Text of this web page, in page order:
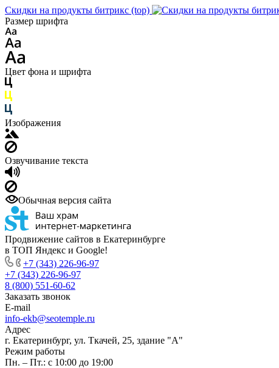
Скидки на продукты битрикс (top)
Размер шрифта
Цвет фона и шрифта
Изображения
Озвучивание текста
Обычная версия сайта
Продвижение сайтов в Екатеринбурге
в ТОП Яндекс и Google!
+7 (343) 226-96-97
+7 (343) 226-96-97
8 (800) 551-60-62
Заказать звонок
E-mail
info-ekb@seotemple.ru
Адрес
г. Екатеринбург, ул. Ткачей, 25, здание "А"
Режим работы
Пн. – Пт.: с 10:00 до 19:00